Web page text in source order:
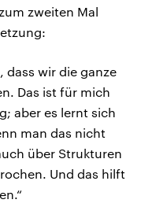
zweiten Mal
dass wir die ganze
Das ist für mich
aber es lernt sich
man das nicht
über Strukturen
Und das hilft